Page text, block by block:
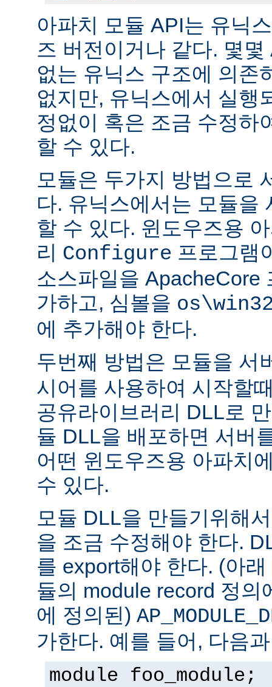
아파치 모듈 API는 유닉
즈 버전이거나 같다. 몇
없는 유닉스 구조에 의존
없지만, 유닉스에서 실행
정없이 혹은 조금 수정하
할 수 있다.
모듈은 두가지 방법으로
다. 유닉스에서는 모듈을
할 수 있다. 윈도우즈용
리 Configure 프로그램
소스파일을 ApacheCore
가하고, 심볼을
에 추가해야 한다.
두번째 방법은 모듈을 서
시어를 사용하여 시작할
공유라이브러리 DLL로
듈 DLL을 배포하면 서버
어떤 윈도우즈용 아파치
수 있다.
모듈 DLL을 만들기위해
을 조금 수정해야 한다.
를 export해야 한다. (아
듈의 module record 정의
에 정의된)
가한다. 예를 들어, 다음
module foo_module;